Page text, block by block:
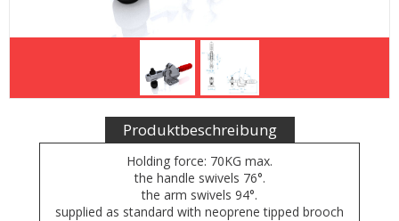
Produktbeschreibung
Holding force: 70KG max.
the handle swivels 76°.
the arm swivels 94°.
supplied as standard with neoprene tipped brooch